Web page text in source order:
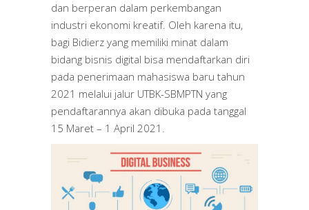
dan berperan dalam perkembangan
industri ekonomi kreatif. Oleh karena itu,
bagi Bidierz yang memiliki minat dalam
bidang bisnis digital bisa mendaftarkan diri
pada penerimaan mahasiswa baru tahun
2021 melalui jalur UTBK-SBMPTN yang
pendaftarannya akan dibuka pada tanggal
15 Maret – 1 April 2021.